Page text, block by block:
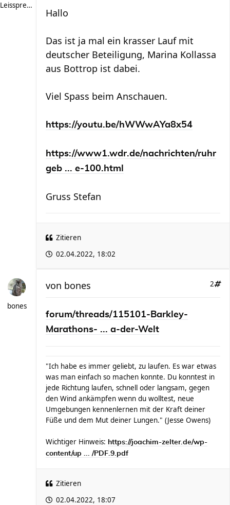
Leissprecher
Hallo
Das ist ja mal ein krasser Lauf mit
deutscher Beteiligung, Marina Kollassa
aus Bottrop ist dabei.
Viel Spass beim Anschauen.
https://youtu.be/hWWwAYa8x54
https://www1.wdr.de/nachrichten/ruhr
geb ... e-100.html
Gruss Stefan
Zitieren
02.04.2022, 18:02
bones
2
von bones
forum/threads/115101-Barkley-
Marathons- ... a-der-Welt
"Ich habe es immer geliebt, zu laufen. Es war etwas
was man einfach so machen konnte. Du konntest in
jede Richtung laufen, schnell oder langsam, gegen
den Wind ankämpfen wenn du wolltest, neue
Umgebungen kennenlernen mit der Kraft deiner
Füße und dem Mut deiner Lungen." (Jesse Owens)
Wichtiger Hinweis: https://joachim-zelter.de/wp-
content/up ... /PDF.9.pdf
Zitieren
02.04.2022, 18:07